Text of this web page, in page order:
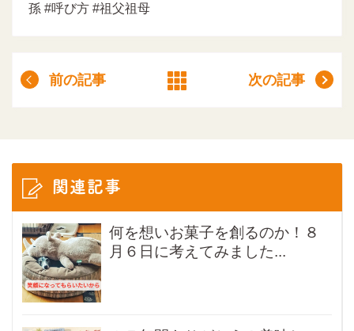
孫 #呼び方 #祖父祖母
前の記事 次の記事
関連記事
何を想いお菓子を創るのか！８
月６日に考えてみました...